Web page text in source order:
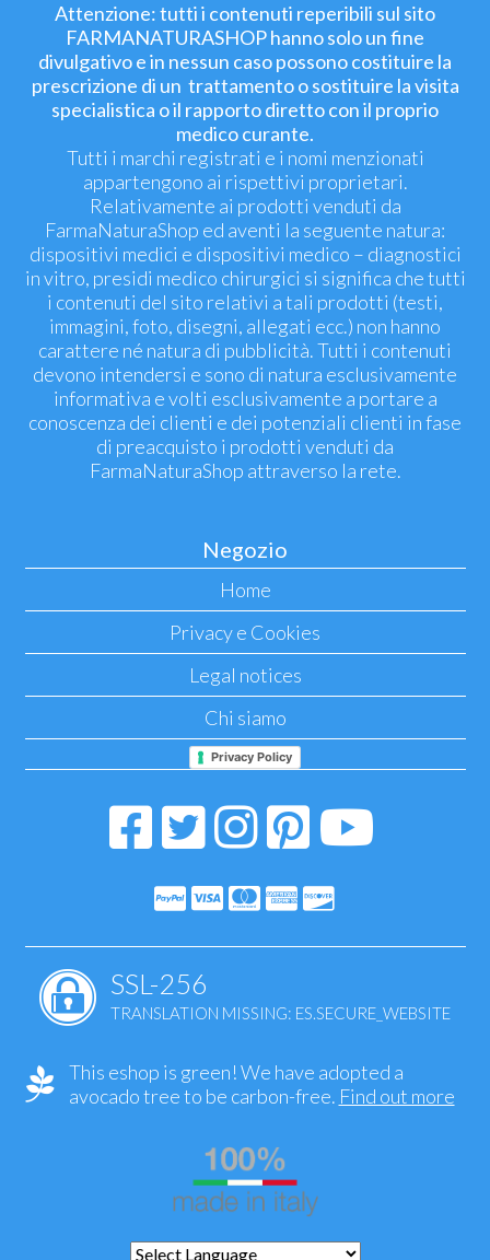
Attenzione: tutti i contenuti reperibili sul sito
FARMANATURASHOP hanno solo un fine
divulgativo e in nessun caso possono costituire la
prescrizione di un trattamento o sostituire la visita
specialistica o il rapporto diretto con il proprio
medico curante.
Tutti i marchi registrati e i nomi menzionati
appartengono ai rispettivi proprietari.
Relativamente ai prodotti venduti da
FarmaNaturaShop ed aventi la seguente natura:
dispositivi medici e dispositivi medico – diagnostici
in vitro, presidi medico chirurgici si significa che tutti
i contenuti del sito relativi a tali prodotti (testi,
immagini, foto, disegni, allegati ecc.) non hanno
carattere né natura di pubblicità. Tutti i contenuti
devono intendersi e sono di natura esclusivamente
informativa e volti esclusivamente a portare a
conoscenza dei clienti e dei potenziali clienti in fase
di preacquisto i prodotti venduti da
FarmaNaturaShop attraverso la rete.
Negozio
Home
Privacy e Cookies
Legal notices
Chi siamo
Privacy Policy
SSL-256
TRANSLATION MISSING: ES.SECURE_WEBSITE
This eshop is green! We have adopted a
avocado tree to be carbon-free. Find out more